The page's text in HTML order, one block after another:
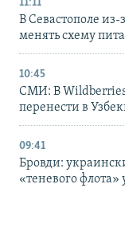
11:11
В Севастополе
менять схему
10:45
СМИ: В Wildberries
перенести в
09:41
Бровди:
«теневого